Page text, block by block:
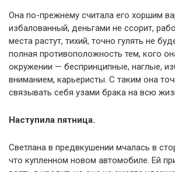
Она по-прежнему считала его хоршим
избалованный, деньгами не ссорит,
места растут, тихий, точно гулять не
полная противоположность тем, кого
окружении — беспринципные, наглые,
вниманием, карьеристы. С таким она
связывать себя узами брака на всю
Наступила пятница.
Светлана в предвкушении мчалась в
что купленном новом автомобиле. Ей